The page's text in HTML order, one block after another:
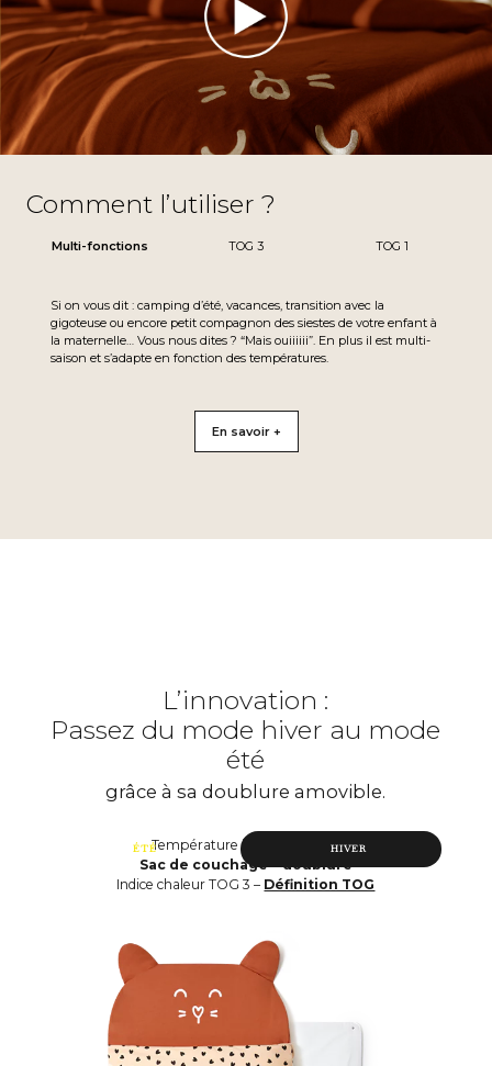
Comment l’utiliser ?
Multi-fonctions TOG 3 TOG 1
Si on vous dit : camping d’été, vacances, transition avec la
gigoteuse ou encore petit compagnon des siestes de votre enfant à
la maternelle… Vous nous dites ? “Mais ouiiiiii”. En plus il est multi-
saison et s’adapte en fonction des températures.
En savoir +
L’innovation :
Passez du mode hiver au mode
été
grâce à sa doublure amovible.
ÉTÉ
Sac de couchage sans doublure
Définition TOG
HIVER
Température inférieure à 18°
Sac de couchage + doublure
Indice chaleur TOG 3 – Définition TOG